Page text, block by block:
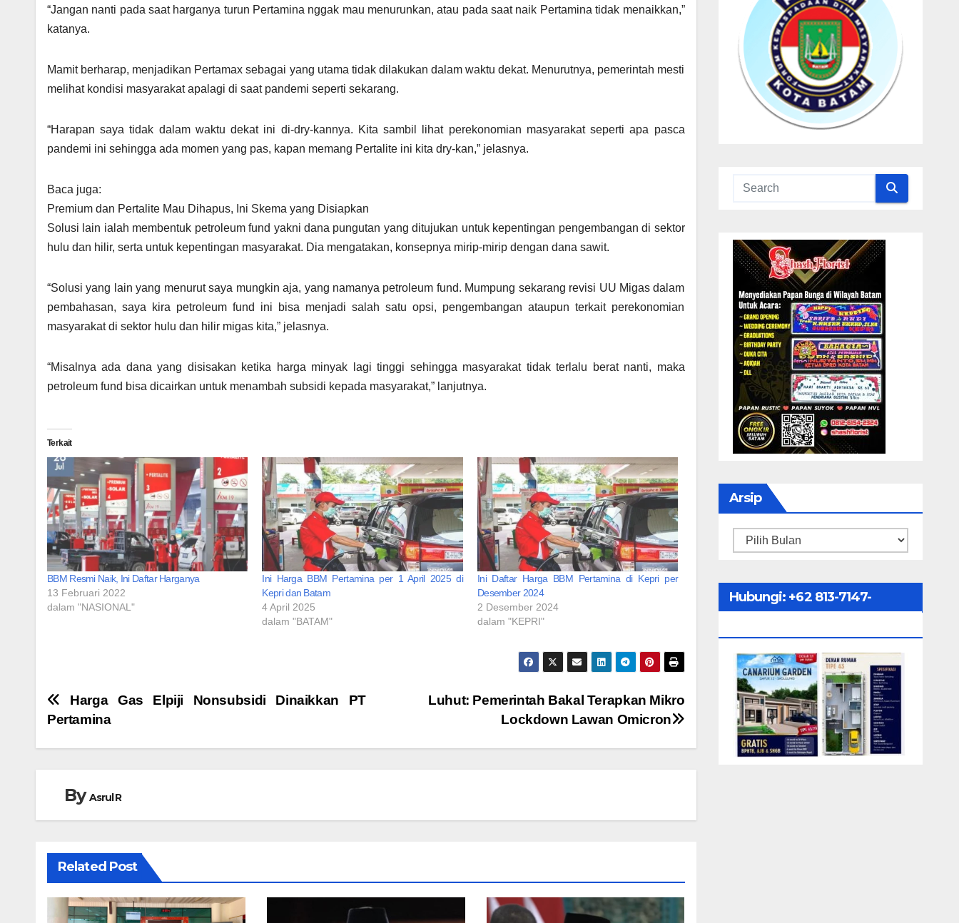
“Jangan nanti pada saat harganya turun Pertamina nggak mau menurunkan, atau pada saat naik Pertamina tidak menaikkan,”
katanya.
Mamit berharap, menjadikan Pertamax sebagai yang utama tidak dilakukan dalam waktu dekat. Menurutnya, pemerintah mesti
melihat kondisi masyarakat apalagi di saat pandemi seperti sekarang.
“Harapan saya tidak dalam waktu dekat ini di-dry-kannya. Kita sambil lihat perekonomian masyarakat seperti apa pasca
pandemi ini sehingga ada momen yang pas, kapan memang Pertalite ini kita dry-kan,” jelasnya.
Baca juga:
Premium dan Pertalite Mau Dihapus, Ini Skema yang Disiapkan
Solusi lain ialah membentuk petroleum fund yakni dana pungutan yang ditujukan untuk kepentingan pengembangan di sektor
hulu dan hilir, serta untuk kepentingan masyarakat. Dia mengatakan, konsepnya mirip-mirip dengan dana sawit.
“Solusi yang lain yang menurut saya mungkin aja, yang namanya petroleum fund. Mumpung sekarang revisi UU Migas dalam
pembahasan, saya kira petroleum fund ini bisa menjadi salah satu opsi, pengembangan ataupun terkait perekonomian
masyarakat di sektor hulu dan hilir migas kita,” jelasnya.
“Misalnya ada dana yang disisakan ketika harga minyak lagi tinggi sehingga masyarakat tidak terlalu berat nanti, maka
petroleum fund bisa dicairkan untuk menambah subsidi kepada masyarakat,” lanjutnya.
Terkait
BBM Resmi Naik, Ini Daftar Harganya
13 Februari 2022
dalam "NASIONAL"
Ini Harga BBM Pertamina per 1 April 2025 di
Kepri dan Batam
4 April 2025
dalam "BATAM"
Ini Daftar Harga BBM Pertamina di Kepri per
Desember 2024
2 Desember 2024
dalam "KEPRI"
Navigasi
Luhut: Pemerintah Bakal Terapkan Mikro
Lockdown Lawan Omicron
Harga Gas Elpiji Nonsubsidi Dinaikkan PT
Pertamina
ByAsrul R
Related Post
Arsip
Arsip
Hubungi: ‪+62 813-7147-